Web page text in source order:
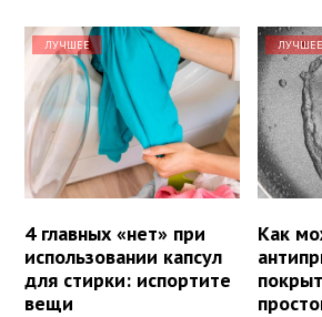
ЛУЧШЕЕ
4 главных «нет» при
использовании капсул
для стирки: испортите
вещи
ЛУЧШЕЕ
Как